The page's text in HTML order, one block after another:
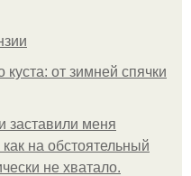
от зимней спячки
заставили меня
на обстоятельный
не хватало.